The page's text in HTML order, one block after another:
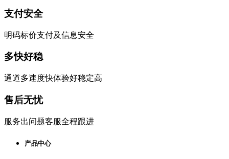
支付安全
明码标价支付及信息安全
多快好稳
通道多速度快体验好稳定高
售后无忧
服务出问题客服全程跟进
产品中心